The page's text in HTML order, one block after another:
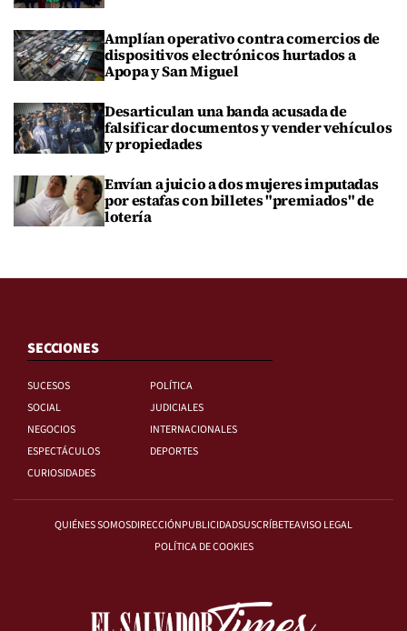
Amplían operativo contra comercios de
dispositivos electrónicos hurtados a
Apopa y San Miguel
Desarticulan una banda acusada de
falsificar documentos y vender vehículos
y propiedades
Envían a juicio a dos mujeres imputadas
por estafas con billetes "premiados" de
lotería
SECCIONES
SUCESOS
POLÍTICA
SOCIAL
JUDICIALES
NEGOCIOS
INTERNACIONALES
ESPECTÁCULOS
DEPORTES
CURIOSIDADES
QUIÉNES SOMOSDIRECCIÓNPUBLICIDADSUSCRÍBETEAVISO LEGAL
POLÍTICA DE COOKIES